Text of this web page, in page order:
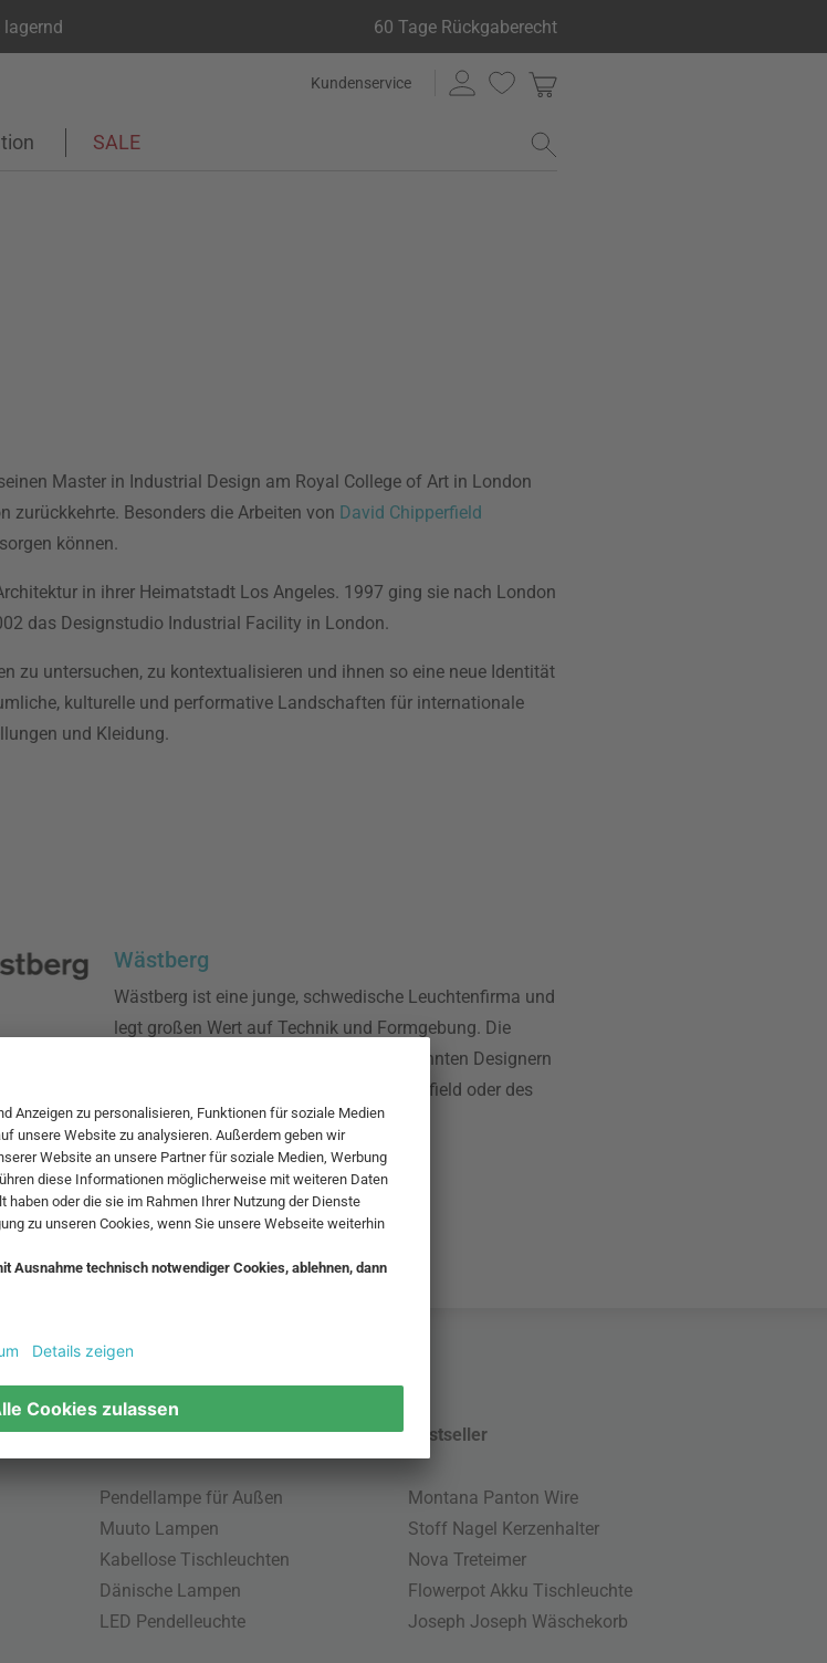
60 Tage Rückgaberecht
Kundenservice
SALE
Master in Industrial Design am Royal College of Art in London
Besonders die Arbeiten von David Chipperfield
können.
in ihrer Heimatstadt Los Angeles. 1997 ging sie nach London
das Designstudio Industrial Facility in London.
zu untersuchen, zu kontextualisieren und ihnen so eine neue Identität
kulturelle und performative Landschaften für internationale
und Kleidung.
Wästberg
Wästberg ist eine junge, schwedische Leuchtenfirma und
legt großen Wert auf Technik und Formgebung. Die
Kollektion beinhaltet Leuchten von bekannten Designern
wie Maarten Van Severen, David Chipperfield oder des
Trios Claesson Koivisto Rune.
.
Beliebte Leuchten
Pendellampe für Außen
Muuto Lampen
Kabellose Tischleuchten
Dänische Lampen
LED Pendelleuchte
Bestseller
Montana Panton Wire
Stoff Nagel Kerzenhalter
Nova Treteimer
Flowerpot Akku Tischleuchte
Joseph Joseph Wäschekorb